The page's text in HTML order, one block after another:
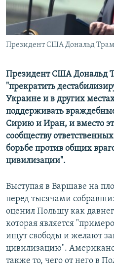
ПОБЕДИТЕЛЕЙ НЕ СУДЯТ?
КРЫМ.НЕПОКОРЕННЫЙ
ELIFBE
ПРИСОЕДИНЯЙТЕСЬ!
Все сайты RFE/RL
Президент США Дональд
Президент США Дональд
"прекратить
Украине и в других
поддерживать
Сирию и Иран, и вместо
сообществу
борьбе против общих
цивилизации".
Выступая в Варшаве на
перед тысячами
оценил Польшу как
которая является
ищут свободы и желают
цивилизацию".​
также то, чего от него в